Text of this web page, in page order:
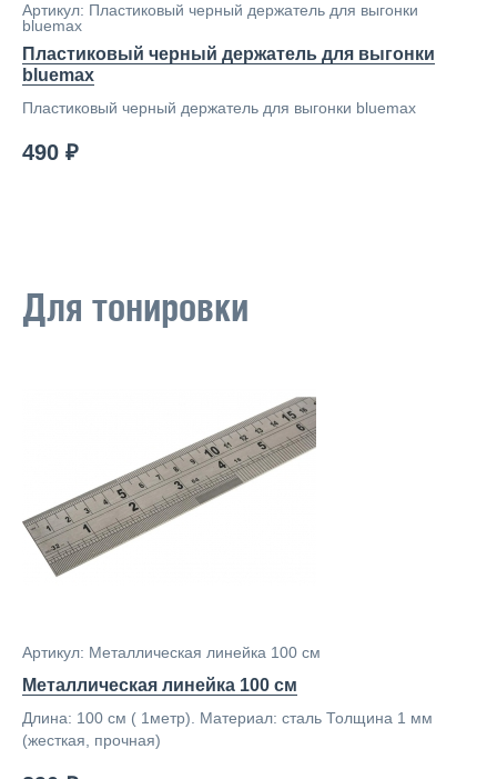
Артикул: Пластиковый черный держатель для выгонки
bluemax
Пластиковый черный держатель для выгонки
bluemax
Пластиковый черный держатель для выгонки bluemax
490 ₽
Для тонировки
Артикул: Металлическая линейка 100 см
Металлическая линейка 100 см
Длина: 100 см ( 1метр). Материал: сталь Толщина 1 мм
(жесткая, прочная)